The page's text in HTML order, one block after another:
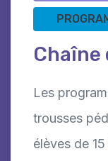
Chaîne
Les
trousses
élèves de